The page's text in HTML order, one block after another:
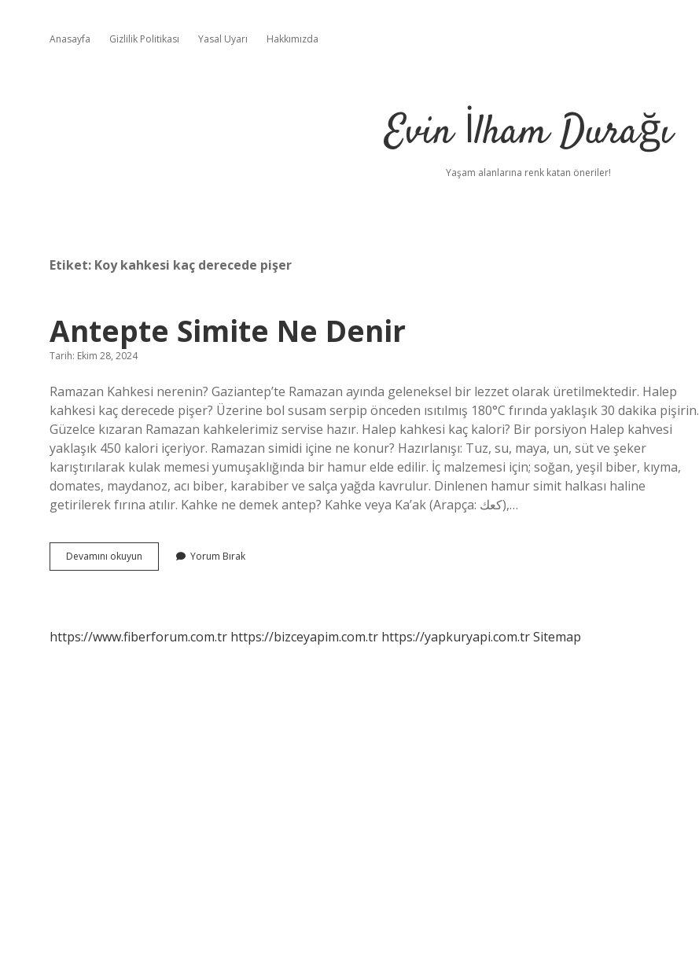
Anasayfa Gizlilik Politikası Yasal Uyarı Hakkımızda
Evin İlham Durağı
Yaşam alanlarına renk katan öneriler!
Etiket: Koy kahkesi kaç derecede pişer
Antepte Simite Ne Denir
Tarih: Ekim 28, 2024
Ramazan Kahkesi nerenin? Gaziantep’te Ramazan ayında geleneksel bir lezzet olarak üretilmektedir. Halep
kahkesi kaç derecede pişer? Üzerine bol susam serpip önceden ısıtılmış 180°C fırında yaklaşık 30 dakika pişirin.
Güzelce kızaran Ramazan kahkelerimiz servise hazır. Halep kahkesi kaç kalori? Bir porsiyon Halep kahvesi
yaklaşık 450 kalori içeriyor. Ramazan simidi içine ne konur? Hazırlanışı: Tuz, su, maya, un, süt ve şeker
karıştırılarak kulak memesi yumuşaklığında bir hamur elde edilir. İç malzemesi için; soğan, yeşil biber, kıyma,
domates, maydanoz, acı biber, karabiber ve salça yağda kavrulur. Dinlenen hamur simit halkası haline
getirilerek fırına atılır. Kahke ne demek antep? Kahke veya Ka’ak (Arapça: كعك),…
Devamını okuyun Antepte
Simite
Yorum Bırak
https://www.fiberforum.com.tr https://bizceyapim.com.tr https://yapkuryapi.com.trSitemap